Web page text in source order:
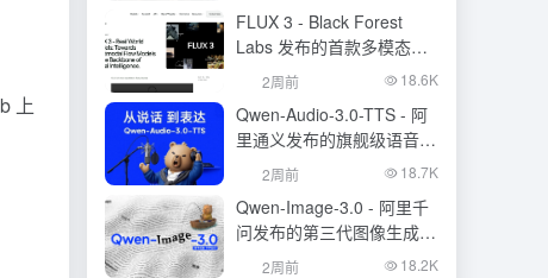
上
FLUX 3 - Black Forest
Labs 发布的首款多模态基
础模型
2周前 18.6K
Qwen-Audio-3.0-TTS - 阿
里通义发布的旗舰级语音合
成大模型
2周前 18.7K
Qwen-Image-3.0 - 阿里千
问发布的第三代图像生成基
础模型
2周前 18.2K